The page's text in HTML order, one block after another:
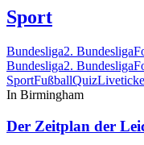
Sport
Bundesliga2. Bundesliga
Bundesliga2. Bundesliga
SportFußballQuiz
In Birmingham
Der Zeitplan der